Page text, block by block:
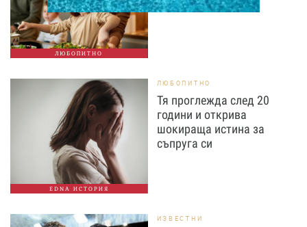
ЛЮБОПИТНО
EDNA ИСТОРИЯ
ЛЮБОПИТНО
Тя проглежда след 20
години и открива
шокираща истина за
съпруга си
ИЗВЕСТНИ